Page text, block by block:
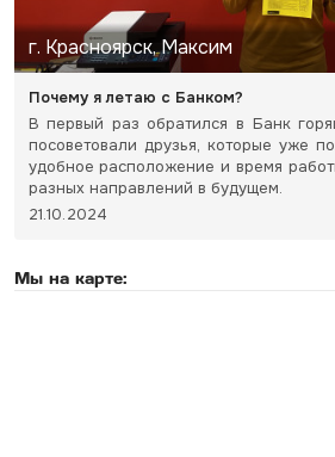
г. Красноярск, Максим
Почему я летаю с Банком?
В первый раз обратился в Банк
посоветовали друзья, которые уже
удобное расположение и время
разных направлений в будущем.
21.10.2024
Мы на карте: